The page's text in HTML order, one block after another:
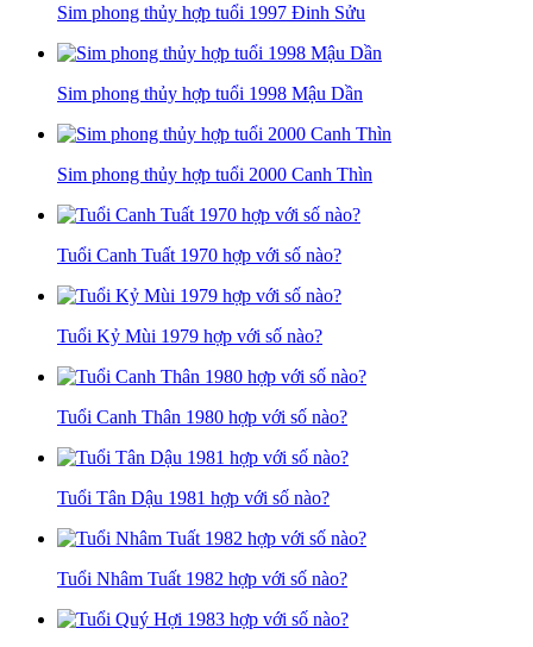
Sim phong thủy hợp tuổi 1997 Đinh Sửu
Sim phong thủy hợp tuổi 1998 Mậu Dần
Sim phong thủy hợp tuổi 2000 Canh Thìn
Tuổi Canh Tuất 1970 hợp với số nào?
Tuổi Kỷ Mùi 1979 hợp với số nào?
Tuổi Canh Thân 1980 hợp với số nào?
Tuổi Tân Dậu 1981 hợp với số nào?
Tuổi Nhâm Tuất 1982 hợp với số nào?